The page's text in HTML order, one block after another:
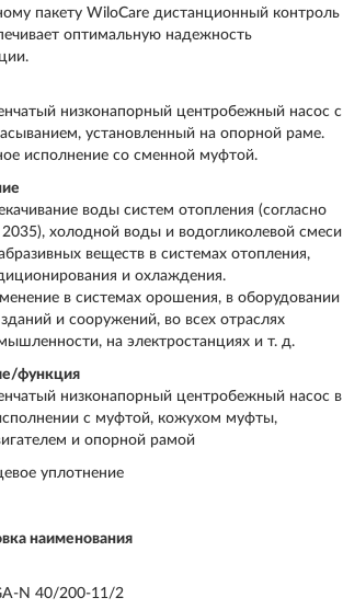
пакету WiloCare дистанционный контроль
оптимальную надежность
низконапорный центробежный насос с
установленный на опорной раме.
исполнение со сменной муфтой.
воды систем отопления (согласно
холодной воды и водогликолевой смеси
веществ в системах отопления,
и охлаждения.
в системах орошения, в оборудовании
и сооружений, во всех отраслях
на электростанциях и т. д.
функция
низконапорный центробежный насос в
с муфтой, кожухом муфты,
и опорной рамой
уплотнение
наименования
N 40/200-11/2